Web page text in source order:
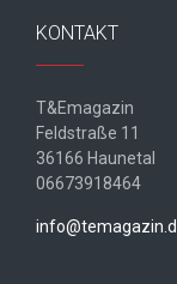
KONTAKT
T&Emagazin
Feldstraße 11
36166 Haunetal
06673918464